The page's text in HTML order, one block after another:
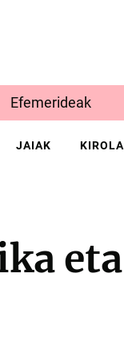
Efemerideak
JAIAK KIROLA
eta